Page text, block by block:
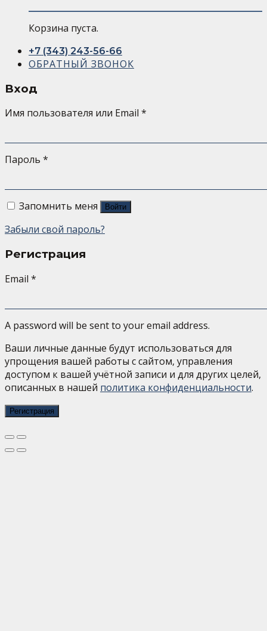
Корзина пуста.
+7 (343) 243-56-66
ОБРАТНЫЙ ЗВОНОК
Вход
Имя пользователя или Email *
Пароль *
Запомнить меня Войти
Забыли свой пароль?
Регистрация
Email *
A password will be sent to your email address.
Ваши личные данные будут использоваться для
упрощения вашей работы с сайтом, управления
доступом к вашей учётной записи и для других целей,
описанных в нашей политика конфиденциальности.
Регистрация